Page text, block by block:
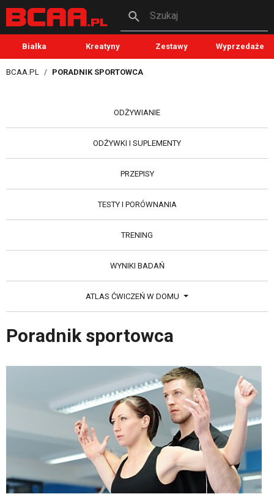
Szukaj
Białka Kreatyny Zestawy Wyprzedaże
BCAA.PL PORADNIK SPORTOWCA
ODŻYWIANIE
ODŻYWKI I SUPLEMENTY
PRZEPISY
TESTY I PORÓWNANIA
TRENING
WYNIKI BADAŃ
ATLAS ĆWICZEŃ W DOMU
Poradnik sportowca